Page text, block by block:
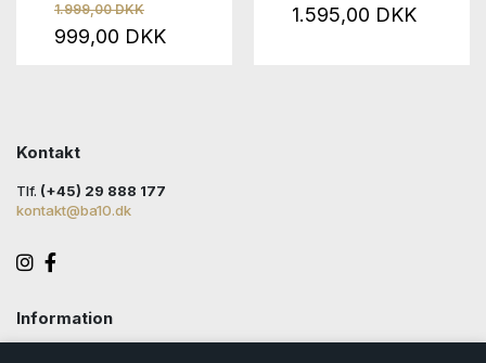
1.999,00 DKK
999,00 DKK
1.595,00 DKK
Kontakt
Tlf. (+45) 29 888 177
kontakt@ba10.dk
Information